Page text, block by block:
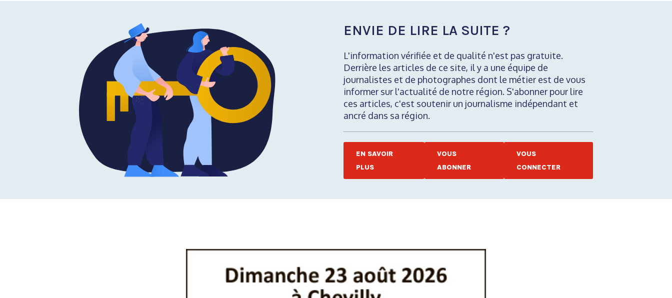
ENVIE DE LIRE LA SUITE ?
L'information vérifiée et de qualité n'est pas gratuite.
Derrière les articles de ce site, il y a une équipe de
journalistes et de photographes dont le métier est de vous
informer sur l'actualité de notre région. S'abonner pour lire
ces articles, c'est soutenir un journalisme indépendant et
ancré dans sa région.
EN SAVOIR
PLUS
VOUS
ABONNER
VOUS
CONNECTER